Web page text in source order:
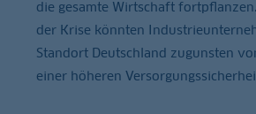
die gesamte Wirtschaft
der Krise könnten
Standort Deutschland zugunsten
einer höheren